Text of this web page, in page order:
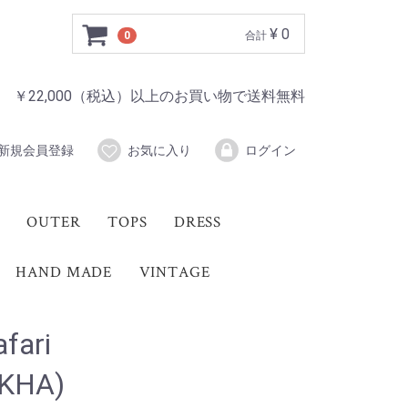
0 合計 ¥ 0
￥22,000（税込）以上のお買い物で送料無料
規会員登録 お気に入り ログイン
OUTER TOPS DRESS
HAND MADE VINTAGE